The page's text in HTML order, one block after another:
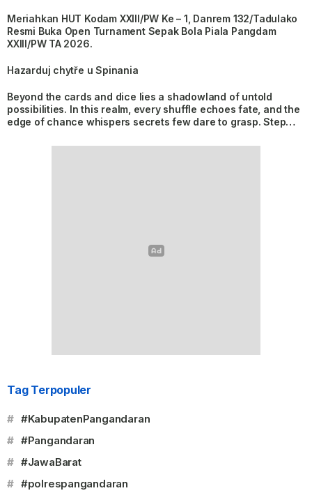
Meriahkan HUT Kodam XXIII/PW Ke – 1, Danrem 132/Tadulako
Resmi Buka Open Turnament Sepak Bola Piala Pangdam
XXIII/PW TA 2026.
Hazarduj chytře u Spinania
Beyond the cards and dice lies a shadowland of untold
possibilities. In this realm, every shuffle echoes fate, and the
edge of chance whispers secrets few dare to grasp. Step
Tag Terpopuler
# #KabupatenPangandaran
# #Pangandaran
# #JawaBarat
# #polrespangandaran